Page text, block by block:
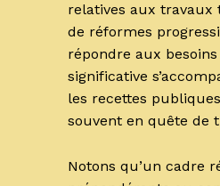
relatives aux travaux
de réformes
répondre aux
significative
les recettes
souvent en quête de
Notons qu’un cadre